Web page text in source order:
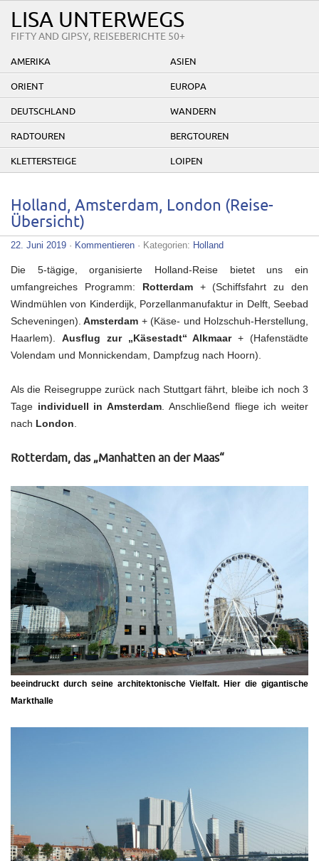
LISA UNTERWEGS
FIFTY AND GIPSY, REISEBERICHTE 50+
AMERIKA ASIEN
ORIENT EUROPA
DEUTSCHLAND WANDERN
RADTOUREN BERGTOUREN
KLETTERSTEIGE LOIPEN
Holland, Amsterdam, London (Reise-
Übersicht)
22. Juni 2019 · Kommentieren · Kategorien: Holland
Die 5-tägige, organisierte Holland-Reise bietet uns ein
umfangreiches Programm: Rotterdam+ (Schiffsfahrt zu den
Windmühlen von Kinderdijk, Porzellanmanufaktur in Delft, Seebad
Scheveningen). Amsterdam + (Käse- und Holzschuh-Herstellung,
Haarlem). Ausflug zur „Käsestadt“ Alkmaar+ (Hafenstädte
Volendam und Monnickendam, Dampfzug nach Hoorn).
Als die Reisegruppe zurück nach Stuttgart fährt, bleibe ich noch 3
Tage individuell in Amsterdam . Anschließend fliege ich weiter
nach London
Rotterdam, das „Manhatten an der Maas“
beeindruckt durch seine architektonische Vielfalt. Hier die gigantische
Markthalle